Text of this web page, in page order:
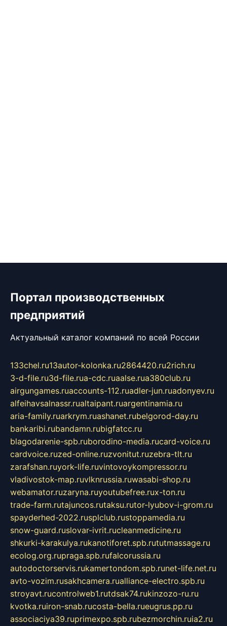
Портал производственных
предприятий
Актуальный каталог компаний по всей России
133chel.ru13autor-kolonka.ru2864420.ru2rich.ru
3-d-file.ru3d-file.rua-cdc.ruaalse.rua380club.ru
airgungames.ruaccounts-112.ruadler-jun.ruadonyev.ru
alfeihavsalnassr.rualtaipant.ruargentinamia.ru
aria-family.ruarkrym.ruashanet.rubelgorod-day.ru
bankaribi.rubandamn.rubigfatcc.ru
blagodarenie-spb.ruborodino-media.rucard-voice.ru
cardvoice.ruzed-online.ruzvonitut.ruzebra-tlt.ru
zarafshan.ruyork-life.ruvintovoykompressor.ru
vladivostok-map.ruvlknrussia.ruwasabi-shop.ru
webamator.ruzaryna.ruyoutubefree.rux-ton.ru
trade-farm.rutajuncos.rutaksu.rutor-lyubov-i-grom.ru
spayderhed-2022.rusplclub.rustoppamedia.ru
snow-guard.ruslovar-ivrit.rucleanmedicine.ru
shkurki-karakulya.rukanotiforet.spb.rututmassage.ru
ecolog.org.rupraga.spb.rufalcorussia.ru
autodoctorservis.rukamertondom.spb.runet-life.net.ru
avto-vozim.rusakhcamera.rualliance-electro.spb.ru
stroyavt.rucontrolweb1.rutdsak74.rukinzozo-ru.ru
kvotka.ruiron-snab.rucosta-bella.rueugrus.pp.ru
associaciya39.ruprimexpo.spb.rubezmorchin.ruia2.ru